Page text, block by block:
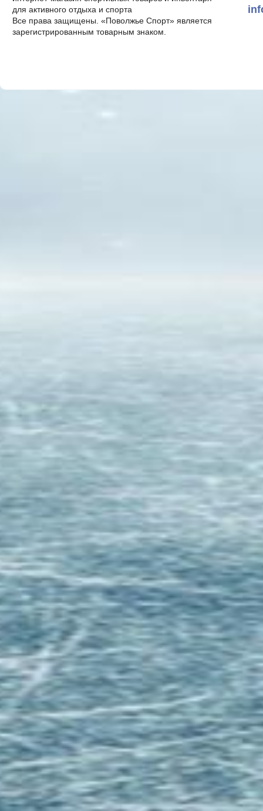
для активного отдыха и спорта
Все права защищены. «Поволжье Спорт» является
зарегистрированным товарным знаком.